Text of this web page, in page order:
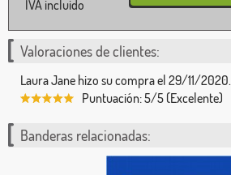
IVA incluido
Valoraciones de clientes:
Laura Jane hizo su compra el 29/11/2020.
Puntuación: 5/5 (Excelente)
Banderas relacionadas: